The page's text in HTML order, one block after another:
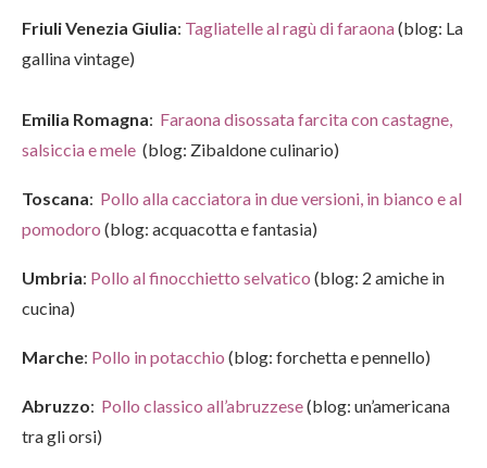
Friuli Venezia Giulia: Tagliatelle al ragù di faraona(blog: La
gallina vintage)
Emilia Romagna: Faraona disossata farcita con castagne,
salsiccia e mele (blog: Zibaldone culinario)
Toscana: Pollo alla cacciatora in due versioni, in bianco e al
pomodoro (blog: acquacotta e fantasia)
Umbria: Pollo al finocchietto selvatico (blog: 2 amiche in
cucina)
Marche: Pollo in potacchio (blog: forchetta e pennello)
Abruzzo: Pollo classico all’abruzzese(blog: un’americana
tra gli orsi)